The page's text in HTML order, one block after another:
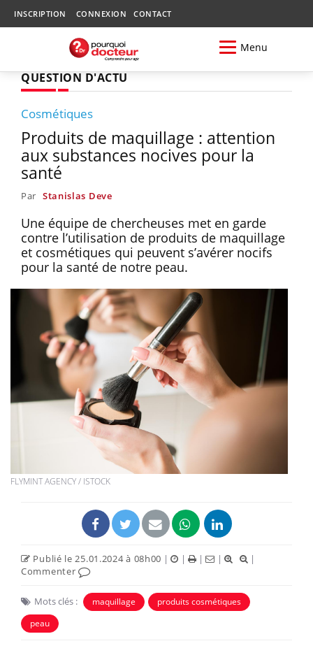
INSCRIPTION CONNEXION CONTACT
Menu
QUESTION D'ACTU
Cosmétiques
Produits de maquillage : attention
aux substances nocives pour la
santé
Par Stanislas Deve
Une équipe de chercheuses met en garde
contre l’utilisation de produits de maquillage
et cosmétiques qui peuvent s’avérer nocifs
pour la santé de notre peau.
FLYMINT AGENCY / ISTOCK
Publié le 25.01.2024 à 08h00 | | | |
|
Commenter
Mots clés : maquillage
produits cosmétiques
peau